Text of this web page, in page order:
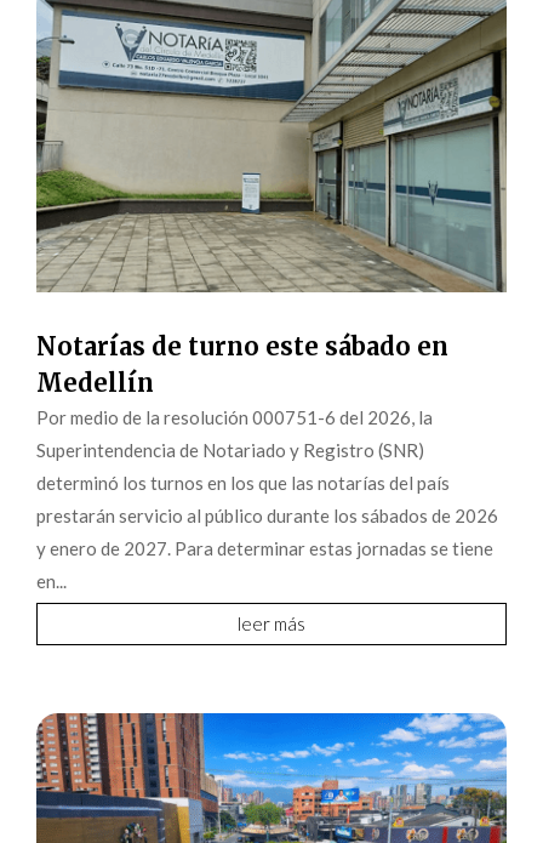
Notarías de turno este sábado en
Medellín
Por medio de la resolución 000751-6 del 2026, la
Superintendencia de Notariado y Registro (SNR)
determinó los turnos en los que las notarías del país
prestarán servicio al público durante los sábados de 2026
y enero de 2027. Para determinar estas jornadas se tiene
en...
leer más